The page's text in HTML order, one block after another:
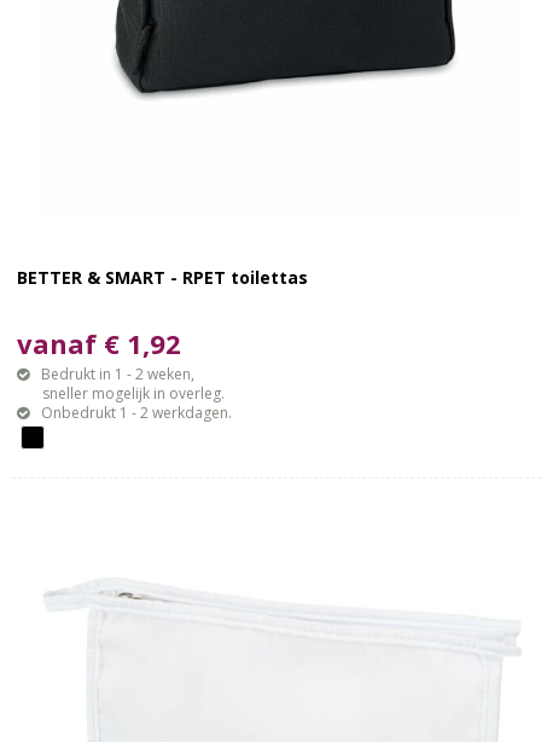
BETTER & SMART - RPET toilettas
vanaf € 1,92
Bedrukt in 1 - 2 weken,
sneller mogelijk in overleg.
Onbedrukt 1 - 2 werkdagen.